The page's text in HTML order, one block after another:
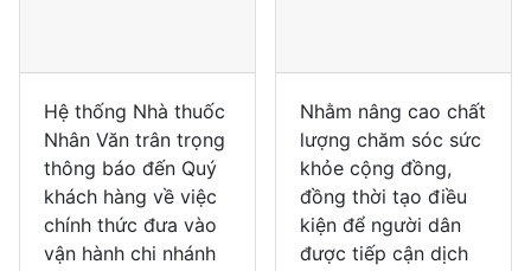
Nhằm nâng cao chất
lượng chăm sóc sức
khỏe cộng đồng,
đồng thời tạo điều
kiện để người dân
được tiếp cận dịch
Ngày 18/12/2025,
Hệ thống Nhà thuốc
Nhân Văn đã tổ
chức lễ khai trương
chi nhánh mới tại
413 Lý Thái Tổ, P.